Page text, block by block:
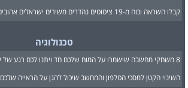
קבלו השראה וכוח מ-19 ציטוטים נהדרים משירים ישראלים אהובים
טכנולוגיה
8 משחקי מחשבה שישמרו על המוח שלכם חד ויתנו לכם רגע של שקט
השינוי הקטן למסכי הטלפון והמחשב שיכול להגן על הראייה שלכם